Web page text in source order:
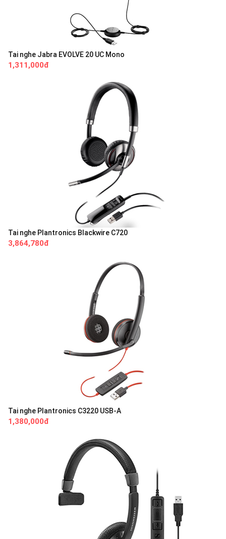
Tai nghe Jabra EVOLVE 20 UC Mono
1,311,000đ
Tai nghe Plantronics Blackwire C720
3,864,780đ
Tai nghe Plantronics C3220 USB-A
1,380,000đ